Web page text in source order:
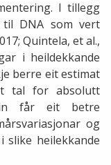
I tillegg
DNA som vert
Quintela, et al.,
i heildekkande
berre eit estimat
tal for absolutt
får eit betre
og
slike heilekkande